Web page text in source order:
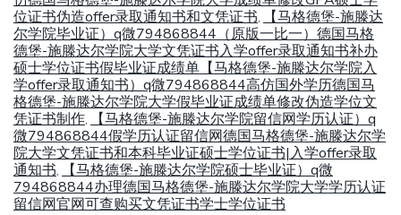
位证书伪造offer录取通知书和文凭证书,
【马格德堡-施滕达
尔学院毕业证）q微794868844（原版一比一）德国马格
德堡-施滕达尔学院大学文凭证书入学offer录取通知书补办
硕士学位证书假毕业证成绩单【马格德堡-施滕达尔学院入
学offer录取通知书）q微794868844高仿国外学历德国马
格德堡-施滕达尔学院大学假毕业证成绩单修改伪造学位文
凭证书制作,
【马格德堡-施滕达尔学院留信网学历认证）q
微794868844假学历认证留信网德国马格德堡-施滕达尔学
院大学文凭证书和本科毕业证硕士学位证书|入学offer录取
通知书,
【马格德堡-施滕达尔学院硕士毕业证）q微
794868844办理德国马格德堡-施滕达尔学院大学学历认证
留信网官网可查购买文凭证书学士学位证书